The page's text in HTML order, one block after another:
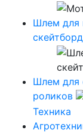
Шлем для
Шлем для
роликов
Техника